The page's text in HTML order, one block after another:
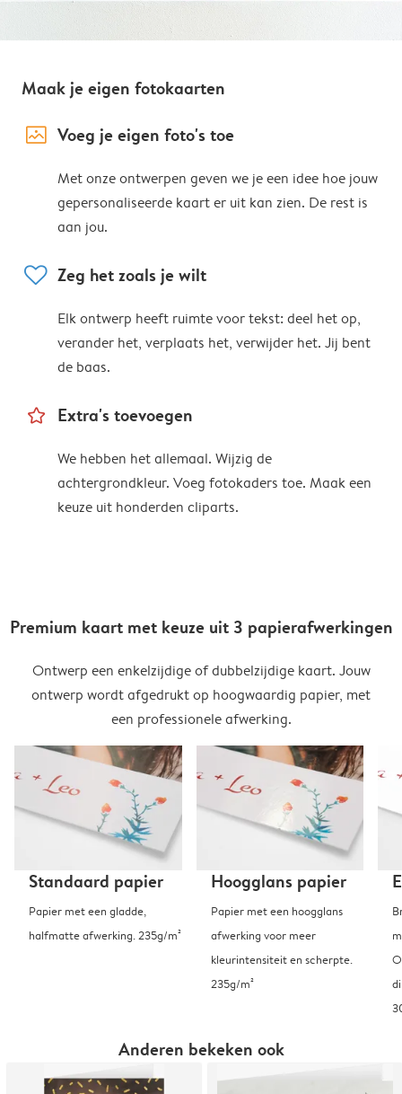
Maak je eigen fotokaarten
image_placeholder Voeg je eigen foto's toe
Met onze ontwerpen geven we je een idee hoe jouw
gepersonaliseerde kaart er uit kan zien. De rest is
aan jou.
heart Zeg het zoals je wilt
Elk ontwerp heeft ruimte voor tekst: deel het op,
verander het, verplaats het, verwijder het. Jij bent
de baas.
star_outline Extra's toevoegen
We hebben het allemaal. Wijzig de
achtergrondkleur. Voeg fotokaders toe. Maak een
keuze uit honderden cliparts.
Premium kaart met keuze uit 3 papierafwerkingen
Ontwerp een enkelzijdige of dubbelzijdige kaart. Jouw
ontwerp wordt afgedrukt op hoogwaardig papier, met
een professionele afwerking.
Standaard papier
Papier met een gladde,
halfmatte afwerking. 235g/m²
Hoogglans papier
Papier met een hoogglans
afwerking voor meer
kleurintensiteit en scherpte.
235g/m²
Anderen bekeken ook